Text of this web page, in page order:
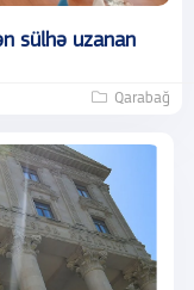
sülhə uzanan
Qarabağ